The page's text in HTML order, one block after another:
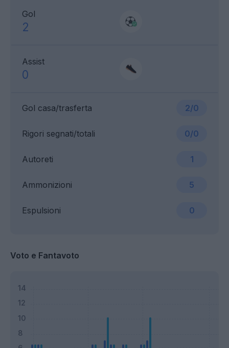
Gol
2
Assist
0
Gol casa/trasferta 2/0
Ammonizioni 5
Rigori segnati/totali 0/0
Espulsioni 0
Autoreti 1
Voto e Fantavoto